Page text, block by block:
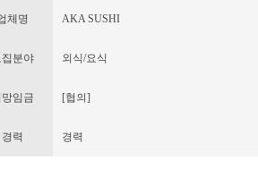
체명 AKA SUSHI
집분야 외식/요식
망임금 [협의]
경력 경력